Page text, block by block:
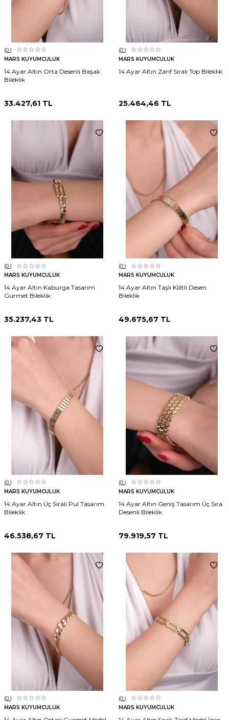
(0 )
MARS KUYUMCULUK
14 Ayar Altın Orta Desenli Başak
Bileklik
33.427,61 TL
(0 )
MARS KUYUMCULUK
14 Ayar Altın Zarif Sıralı Top Bileklik
25.464,46 TL
(0 )
MARS KUYUMCULUK
14 Ayar Altın Kaburga Tasarım
Gurmet Bileklik
35.237,43 TL
(0 )
MARS KUYUMCULUK
14 Ayar Altın Taşlı Kilitli Desen
Bileklik
49.675,67 TL
(0 )
MARS KUYUMCULUK
14 Ayar Altın Üç Sıralı Pul Tasarım
Bileklik
46.538,67 TL
(0 )
MARS KUYUMCULUK
14 Ayar Altın Geniş Tasarım Üç Sıra
Desenli Bileklik
79.919,57 TL
(0 )
MARS KUYUMCULUK
(0 )
MARS KUYUMCULUK